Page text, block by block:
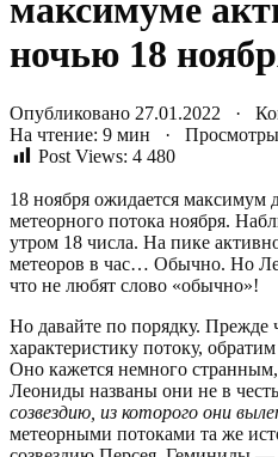
максимуме
ночью 18
Опубликовано 27.01.2022 ·
На чтение: 9 мин ·
Post Views: 4 480
18 ноября ожидается максимум
метеорного потока ноября.
утром 18 числа. На пике
метеоров в час… Обычно. Но
что не любят слово «обычно»!
Но давайте по порядку. Прежде
характеристику потоку,
Оно кажется немного
Леониды названы они не в
созвездию, из которого они
метеорными потоками та же